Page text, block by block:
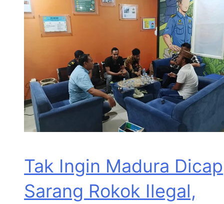
Tak Ingin Madura Dicap
Sarang Rokok Ilegal,